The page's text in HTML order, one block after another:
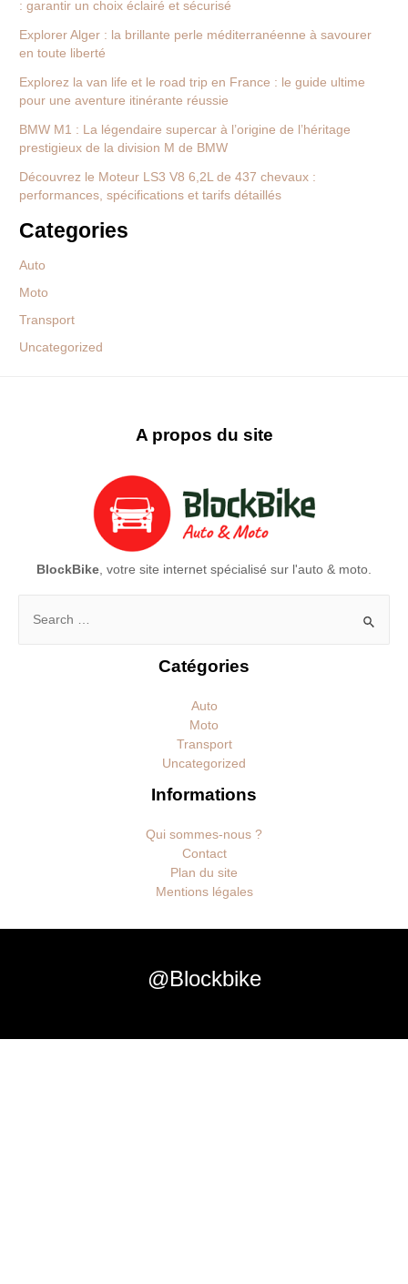
: garantir un choix éclairé et sécurisé
Explorer Alger : la brillante perle méditerranéenne à savourer
en toute liberté
Explorez la van life et le road trip en France : le guide ultime
pour une aventure itinérante réussie
BMW M1 : La légendaire supercar à l’origine de l’héritage
prestigieux de la division M de BMW
Découvrez le Moteur LS3 V8 6,2L de 437 chevaux :
performances, spécifications et tarifs détaillés
Categories
Auto
Moto
Transport
Uncategorized
A propos du site
BlockBike, votre site internet spécialisé sur l'auto & moto.
Rechercher :
Catégories
Auto
Moto
Transport
Uncategorized
Informations
Qui sommes-nous ?
Contact
Plan du site
Mentions légales
@Blockbike